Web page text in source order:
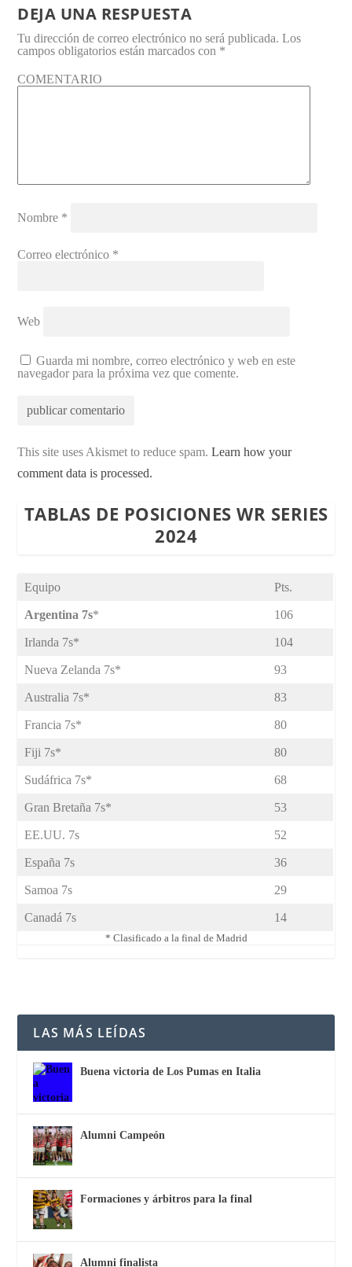
DEJA UNA RESPUESTA
Tu dirección de correo electrónico no será publicada. Los
campos obligatorios están marcados con *
COMENTARIO
Nombre *
Correo electrónico *
Web
Guarda mi nombre, correo electrónico y web en este
navegador para la próxima vez que comente.
This site uses Akismet to reduce spam.Learn how your
comment data is processed.
TABLAS DE POSICIONES WR SERIES
2024
Equipo Pts.
Argentina 7s* 106
Irlanda 7s* 104
Nueva Zelanda 7s* 93
Australia 7s* 83
Francia 7s* 80
Fiji 7s* 80
Sudáfrica 7s* 68
Gran Bretaña 7s* 53
EE.UU. 7s 52
España 7s 36
Samoa 7s 29
Canadá 7s 14
* Clasificado a la final de Madrid
LAS MÁS LEÍDAS
Buena victoria de Los Pumas en Italia
Alumni Campeón
Formaciones y árbitros para la final
Alumni finalista